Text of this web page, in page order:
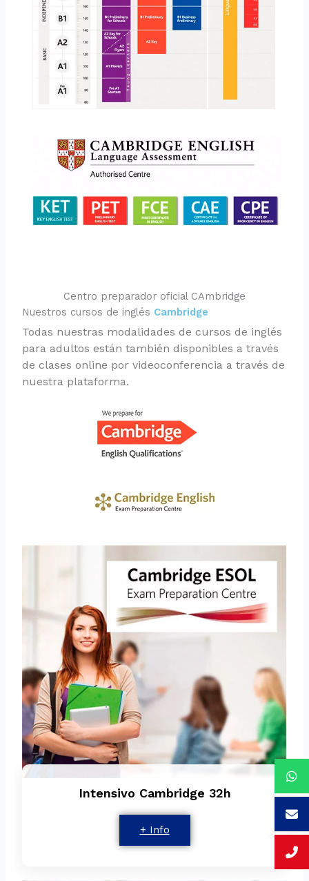
Centro preparador oficial CAmbridge
Nuestros cursos de inglés Cambridge
Todas nuestras modalidades de cursos de inglés
para adultos están también disponibles a través
de clases online por videoconferencia a través de
nuestra plataforma.
Intensivo Cambridge 32h
+ Info